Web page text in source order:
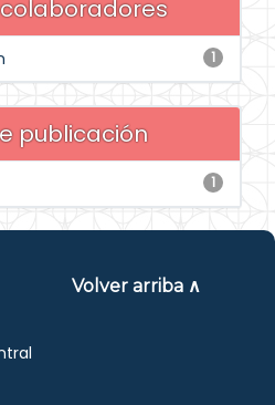
1
publicación
1
Volver arriba ∧